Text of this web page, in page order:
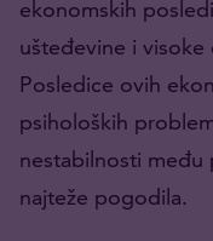
ekonomskih
ušteđevine i
Posledice ovih
psiholoških
nestabilnosti među
najteže pogodila.